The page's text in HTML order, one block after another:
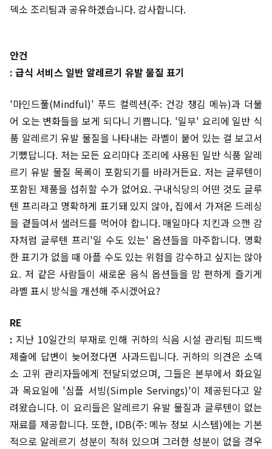
덱소 조리팀과 공유하겠습니다. 감사합니다.
안건
: 급식 서비스 일반 알레르기 유발 물질 표기
'마인드풀(Mindful)' 푸드 컬렉션(주: 건강 챙김 메뉴)과 더불
어 오는 변화들을 보게 되다니 기쁩니다. '일부' 요리에 일반 식
품 알레르기 유발 물질을 나타내는 라벨이 붙어 있는 걸 보고서
기뻤답니다. 저는 모든 요리마다 조리에 사용된 일반 식품 알레
르기 유발 물질 목록이 포함되기를 바라거든요. 저는 글루텐이
포함된 제품을 섭취할 수가 없어요. 구내식당의 어떤 것도 글루
텐 프리라고 명확하게 표기돼 있지 않아, 집에서 가져온 드레싱
을 곁들여서 샐러드를 먹어야 합니다. 매일마다 치킨과 으깬 감
자처럼 글루텐 프리'일 수도 있는' 옵션들을 마주합니다. 명확
한 표기가 없을 때 아플 수도 있는 위험을 감수하고 싶지는 않아
요. 저 같은 사람들이 새로운 음식 옵션들을 맘 편하게 즐기게
라벨 표시 방식을 개선해 주시겠어요?
RE
: 지난 10일간의 부재로 인해 귀하의 식음 시설 관리팀 피드백
제출에 답변이 늦어졌다면 사과드립니다. 귀하의 의견은 소덱
소 고위 관리자들에게 전달되었으며, 그들은 본부에서 화요일
과 목요일에 '심플 서빙(Simple Servings)'이 제공된다고 알
려왔습니다. 이 요리들은 알레르기 유발 물질과 글루텐이 없는
재료를 제공합니다. 또한, IDB(주: 메뉴 정보 시스템)에는 기본
적으로 알레르기 성분이 적혀 있으며 그러한 성분이 없을 경우